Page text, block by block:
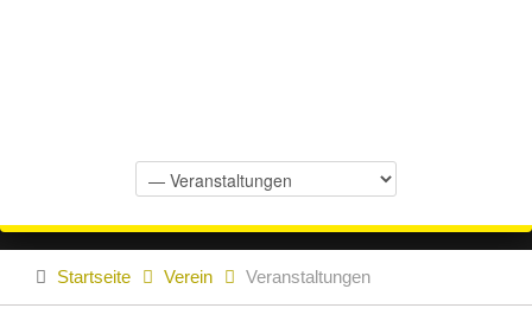
Startseite Verein Veranstaltungen